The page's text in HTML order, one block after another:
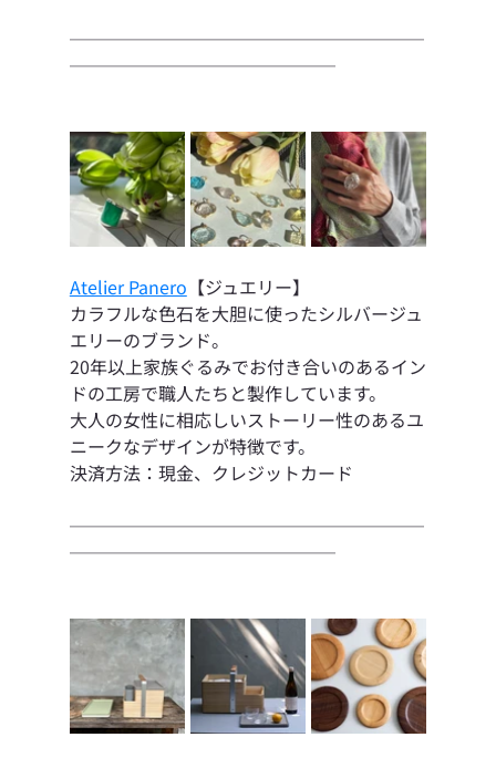
────────────────────
───────────────
Atelier Panero 【ジュエリー】
カラフルな色石を大胆に使ったシルバージュ
エリーのブランド。
20年以上家族ぐるみでお付き合いのあるイン
ドの工房で職人たちと製作しています。
大人の女性に相応しいストーリー性のあるユ
ニークなデザインが特徴です。
決済方法：現金、クレジットカード
────────────────────
───────────────